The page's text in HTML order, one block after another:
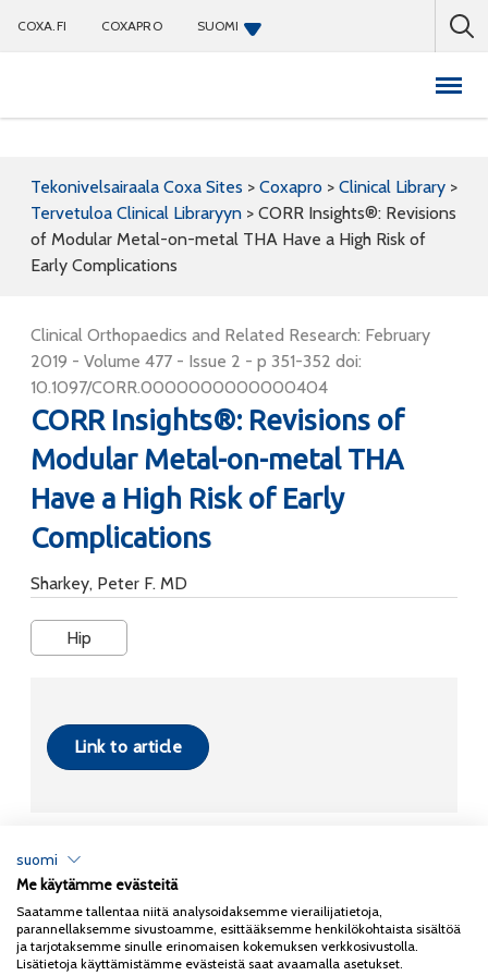
COXA.FI COXAPRO SUOMI
Tekonivelsairaala Coxa Sites > Coxapro > Clinical Library >
Tervetuloa Clinical Libraryyn > CORR Insights®: Revisions
of Modular Metal-on-metal THA Have a High Risk of
Early Complications
Clinical Orthopaedics and Related Research: February
2019 - Volume 477 - Issue 2 - p 351-352 doi:
10.1097/CORR.0000000000000404
CORR Insights®: Revisions of
Modular Metal-on-metal THA
Have a High Risk of Early
Complications
Sharkey, Peter F. MD
Hip
Link to article
Copyright 2026Coxa
Tietosuojaseloste
suomi
Me käytämme evästeitä
Saatamme tallentaa niitä analysoidaksemme vierailijatietoja,
parannellaksemme sivustoamme, esittääksemme henkilökohtaista sisältöä
ja tarjotaksemme sinulle erinomaisen kokemuksen verkkosivustolla.
Lisätietoja käyttämistämme evästeistä saat avaamalla asetukset.